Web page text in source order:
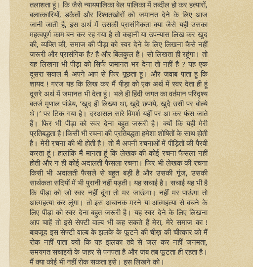
तलाशता हूं। कि जैसे न्यायपालिका बेल पालिका में तब्दील हो कर हत्यारों,
बलात्कारियों, डकैतों और रिश्वतखोरों को जमानत देने के लिए आज
जानी जाती है, इस अर्थ में उसकी प्रासंगिकता क्या जैसे यही उसका
महत्वपूर्ण काम बन कर रह गया है तो कहानी या उपन्यास लिख कर खुद
की, व्यक्ति की, समाज की पीड़ा को स्वर देने के लिए लिखना कैसे नहीं
जरूरी और प्रासंगिक है? है और बिलकुल है। सो लिखता ही रहूंगा। तो
यह लिखना भी पीड़ा को सिर्फ जमानत भर देना तो नहीं है ? यह एक
दूसरा सवाल मैं अपने आप से फिर पूछता हूं। और जवाब पाता हूं कि
शायद ! गरज यह कि लिख कर मैं पीड़ा को एक अर्थ में स्वर देता ही हूं
दूसरे अर्थ में जमानत भी देता हूं। भले ही हिंदी जगत का वर्तमान परिदृश्य
बतर्ज मृणाल पांडेय, ‘खुद ही लिख्या था, खुदै छपाये, खुदै उसी पर बोल्ये
थे।’ पर टिक गया है। दरअसल सारे विमर्श यहीं पर आ कर फंस जाते
हैं। फिर भी पीड़ा को स्वर देना बहुत जरूरी है। क्यों कि यही मेरी
प्रतिबद्धता है।किसी भी रचना की प्रतिबद्धता हमेशा शोषितों के साथ होती
है। मेरी रचना की भी होती है। तो मैं अपनी रचनाओं में पीड़ितों की पैरवी
करता हूं। हालांकि मैं मानता हूं कि लेखक की कोई रचना फैसला नहीं
होती और न ही कोई अदालती फैसला रचना। फिर भी लेखक की रचना
किसी भी अदालती फैसले से बहुत बड़ी है और उसकी गूंज, उसकी
सार्थकता सदियों में भी पुरानी नहीं पड़ती। यह सचाई है। सचाई यह भी है
कि पीड़ा को जो स्वर नहीं दूंगा तो मर जाऊंगा। नहीं मर पाऊंगा तो
आत्महत्या कर लूंगा। तो इस अचानक मरने या आत्महत्या से बचने के
लिए पीड़ा को स्वर देना बहुत जरूरी है। यह स्वर देने के लिए लिखना
आप चाहें तो इसे सेफ्टी वाल्ब भी कह सकते हैं मेरा, मेरे समाज का !
बावजूद इस सेफ्टी वाल्ब के झलके के फूटने की चीख़ की चीत्कार को मैं
रोक नहीं पाता क्यों कि यह झलका तवे से जल कर नहीं जनमता,
समयगत सचाइयों के जहर से पनपता है और जब तब फूटता ही रहता है।
मैं क्या कोई भी नहीं रोक सकता इसे। इस लिखने को।